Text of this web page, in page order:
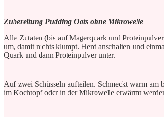
Zubereitung Pudding Oats ohne Mikrowelle
Alle Zutaten (bis auf Magerquark und
um, damit nichts klumpt. Herd anschalten und
Quark und dann Proteinpulver unter.
Auf zwei Schüsseln aufteilen. Schmeckt warm am
im Kochtopf oder in der Mikrowelle erwärmt